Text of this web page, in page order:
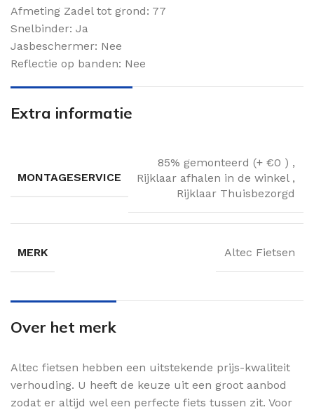
Afmeting Zadel tot grond: 77
Snelbinder: Ja
Jasbeschermer: Nee
Reflectie op banden: Nee
Extra informatie
MONTAGESERVICE
85% gemonteerd (+ €0 ) ,
Rijklaar afhalen in de winkel ,
Rijklaar Thuisbezorgd
MERK Altec Fietsen
Over het merk
Altec fietsen hebben een uitstekende prijs-kwaliteit
verhouding. U heeft de keuze uit een groot aanbod
zodat er altijd wel een perfecte fiets tussen zit. Voor